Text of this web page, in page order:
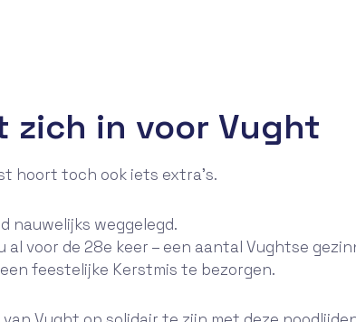
zich in voor Vught
hoort toch ook iets extra’s.
nauwelijks weggelegd.
voor de 28e keer – een aantal Vughtse
feestelijke Kerstmis te bezorgen.